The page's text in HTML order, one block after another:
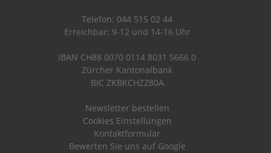
Telefon: 044 515 02 44
Erreichbar: 9-12 und 14-16 Uhr
IBAN CH88 0070 0114 8031 5666 0
Zürcher Kantonalbank
BIC ZKBKCHZZ80A
Newsletter bestellen
Cookies Einstellungen
Kontaktformular
Bewerten Sie uns auf Google